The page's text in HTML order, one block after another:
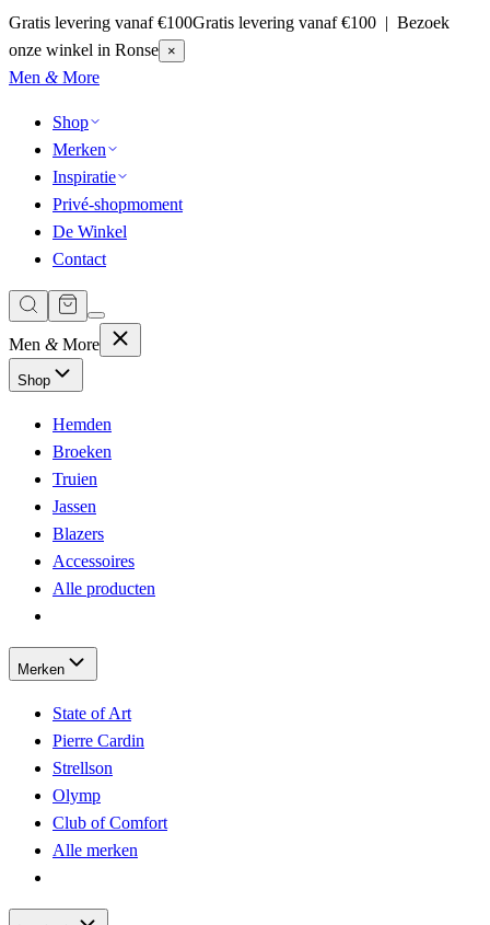
Gratis levering vanaf €100Gratis levering vanaf €100 | Bezoek
onze winkel in Ronse ×
Men &More
Shop
Merken
Inspiratie
Privé-shopmoment
De Winkel
Contact
Men &More
Shop
Hemden
Broeken
Truien
Jassen
Blazers
Accessoires
Alle producten
Merken
State of Art
Pierre Cardin
Strellson
Olymp
Club of Comfort
Alle merken